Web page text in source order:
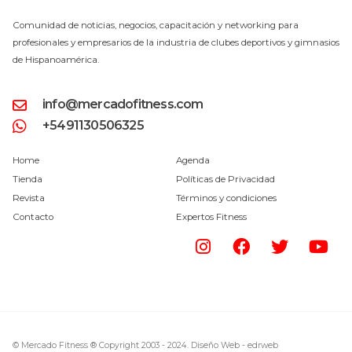
Comunidad de noticias, negocios, capacitación y networking para
profesionales y empresarios de la industria de clubes deportivos y gimnasios
de Hispanoamérica.
info@mercadofitness.com
+5491130506325
Home
Tienda
Revista
Contacto
Agenda
Políticas de Privacidad
Términos y condiciones
Expertos Fitness
© Mercado Fitness ® Copyright 2003 - 2024. Diseño Web - edrweb